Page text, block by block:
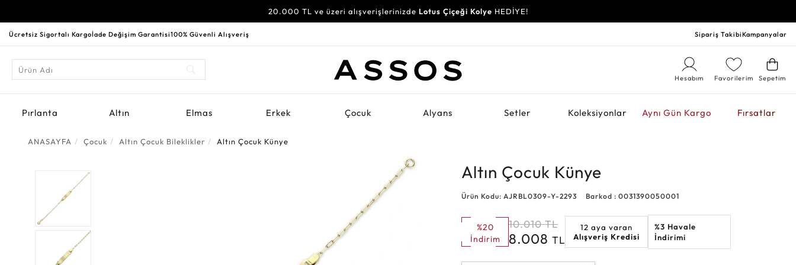
20.000 TL ve üzeri alışverişlerinizde Lotus Çiçeği Kolye HEDİYE!
Ücretsiz Sigortalı Kargoİade Değişim Garantisi100% Güvenli Alışveriş Sipariş TakibiKampanyalar
Sepetim
Favorilerim
Hesabım
Pırlanta Altın Elmas Erkek Çocuk Alyans Setler Koleksiyonlar Aynı Gün Kargo Fırsatlar
ANASAYFA Çocuk Altın Çocuk Bileklikler Altın Çocuk Künye
Altın Çocuk Künye
Ürün Kodu: AJRBL0309-Y-2293 Barkod : 0031390050001
%20
İndirim
10.010 TL
8.008TL
12 aya varan
Alışveriş Kredisi
%3 Havale
İndirimi